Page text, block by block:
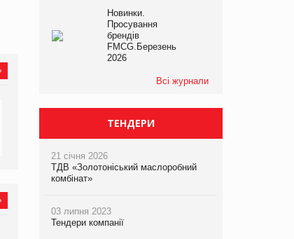
Новинки.
Просування
брендів
FMCG.Березень
2026
Всі журнали
ТЕНДЕРИ
21 січня 2026
ТДВ «Золотоніський маслоробний
комбінат»
03 липня 2023
Тендери компанії